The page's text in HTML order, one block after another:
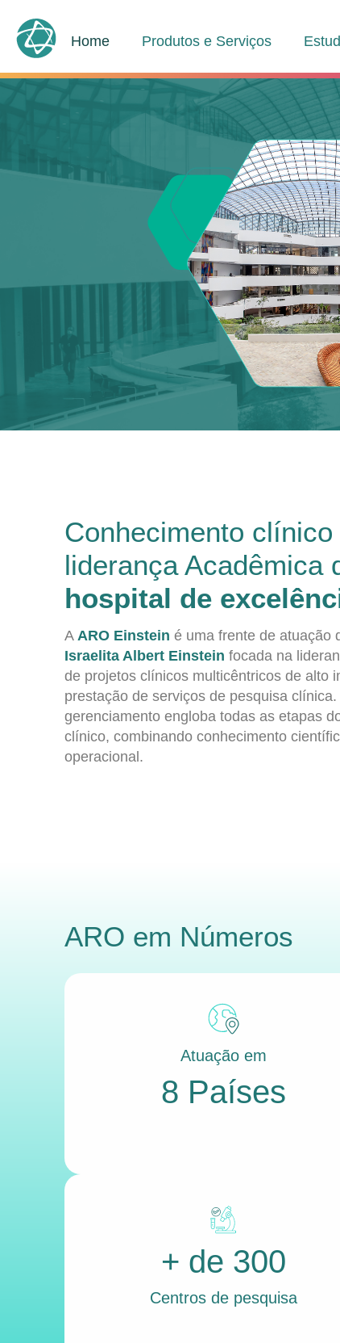
Home Produtos e Serviços
Conhecimento clínico
liderança Acadêmica
hospital de
A ARO Einstein é uma frente de atuação
Israelita Albert Einstein focada na
de projetos clínicos multicêntricos de alto
prestação de serviços de pesquisa clínica.
gerenciamento engloba todas as etapas
clínico, combinando conhecimento
operacional.
ARO em Números
Atuação em
8 Países
+ de 300
Centros de pesquisa